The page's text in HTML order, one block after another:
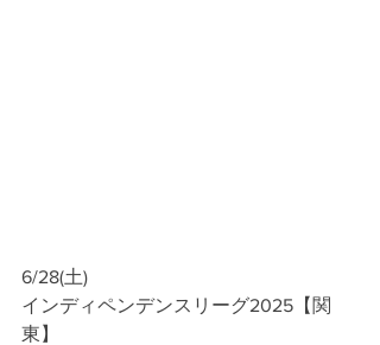
6/28(土)
インディペンデンスリーグ2025【関
東】